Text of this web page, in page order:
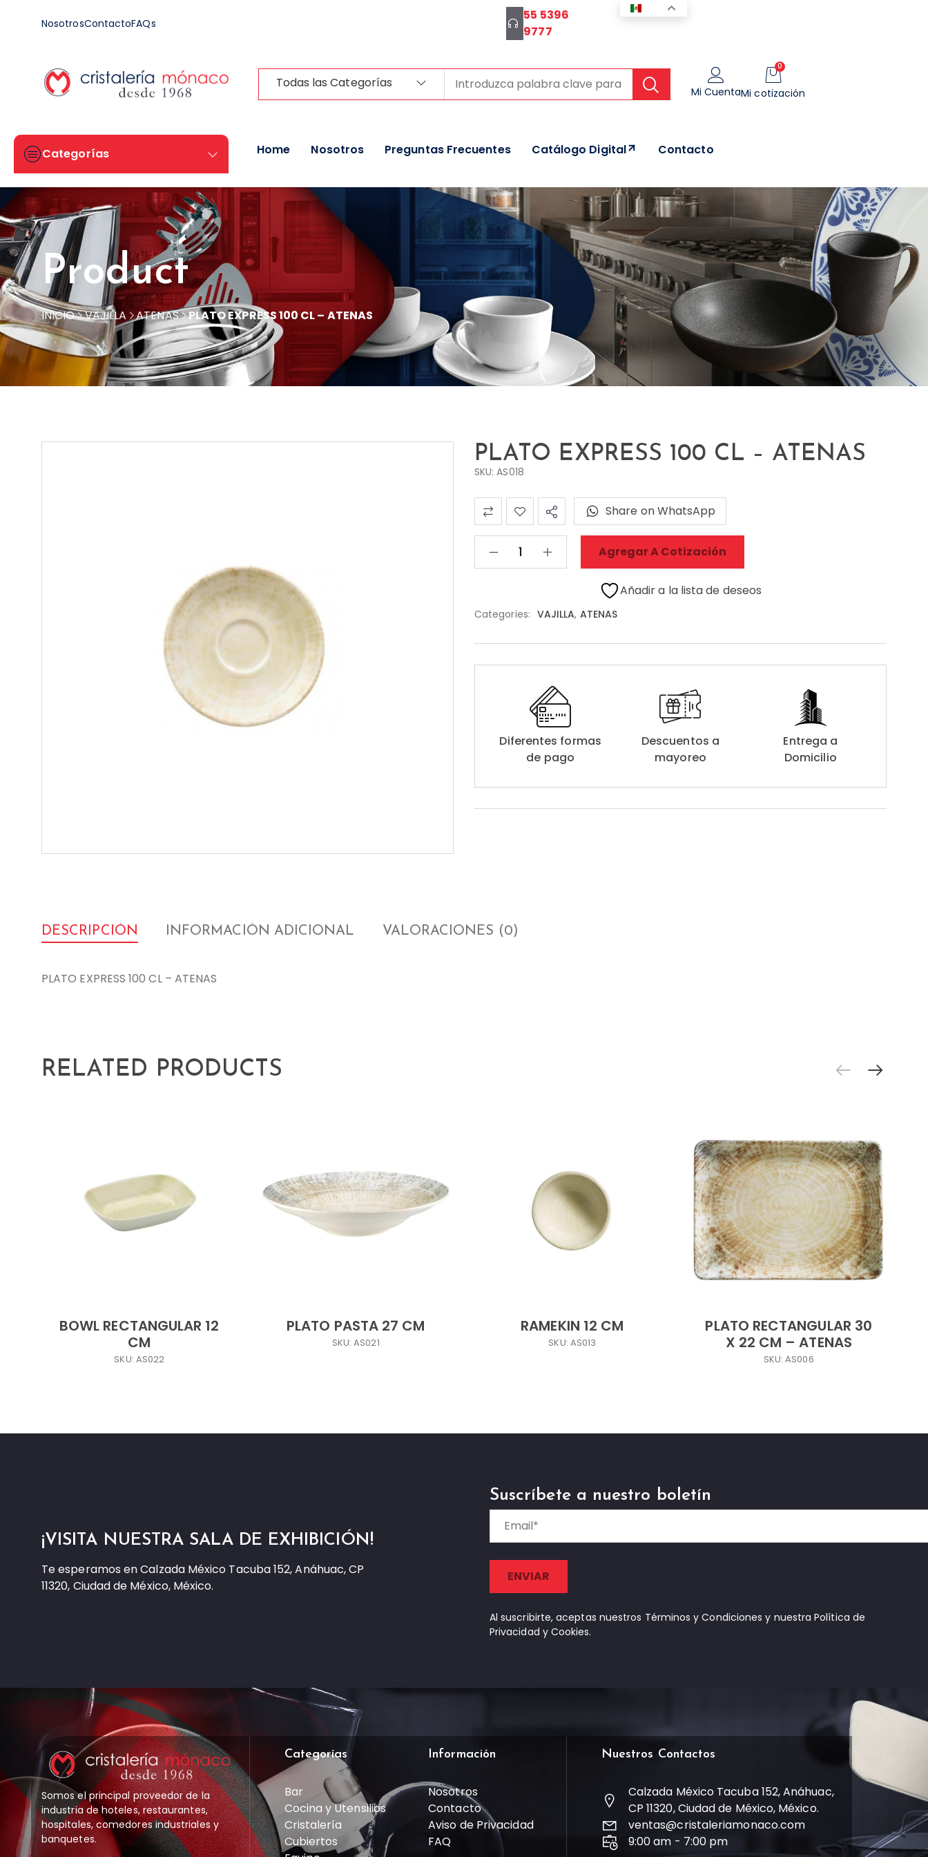
NosotrosContactoFAQs
55 5396
9777
Todas las Categorías
Mi Cuenta
0
Mi cotización
Categorías Home Nosotros Preguntas Frecuentes Catálogo Digital Contacto
Product
INICIO VAJILLA ATENAS PLATO EXPRESS 100 CL – ATENAS
PLATO EXPRESS 100 CL – ATENAS
SKU: AS018
Agregar A Cotización
Share on WhatsApp
Añadir a la lista de deseos
Categories: VAJILLA, ATENAS
Diferentes formas
de pago
Descuentos a
mayoreo
Entrega a
Domicilio
DESCRIPCIÓN INFORMACIÓN ADICIONAL VALORACIONES (0)
PLATO EXPRESS 100 CL – ATENAS
RELATED PRODUCTS
BOWL RECTANGULAR 12
CM
SKU: AS022
PLATO PASTA 27 CM
SKU: AS021
RAMEKIN 12 CM
SKU: AS013
PLATO RECTANGULAR 30
X 22 CM – ATENAS
SKU: AS006
¡VISITA NUESTRA SALA DE EXHIBICIÓN!
Te esperamos en Calzada México Tacuba 152, Anáhuac, CP
11320, Ciudad de México, México.
Suscríbete a nuestro boletín
Al suscribirte, aceptas nuestros Términos y Condiciones y nuestra Política de
Privacidad y Cookies.
Somos el principal proveedor de la
industria de hoteles, restaurantes,
hospitales, comedores industriales y
banquetes.
Categorías
Bar
Cocina y Utensilios
Cristalería
Cubiertos
Información
Nosotros
Contacto
Aviso de Privacidad
FAQ
Nuestros Contactos
Calzada México Tacuba 152, Anáhuac,
CP 11320, Ciudad de México, México.
ventas@cristaleriamonaco.com
9:00 am - 7:00 pm